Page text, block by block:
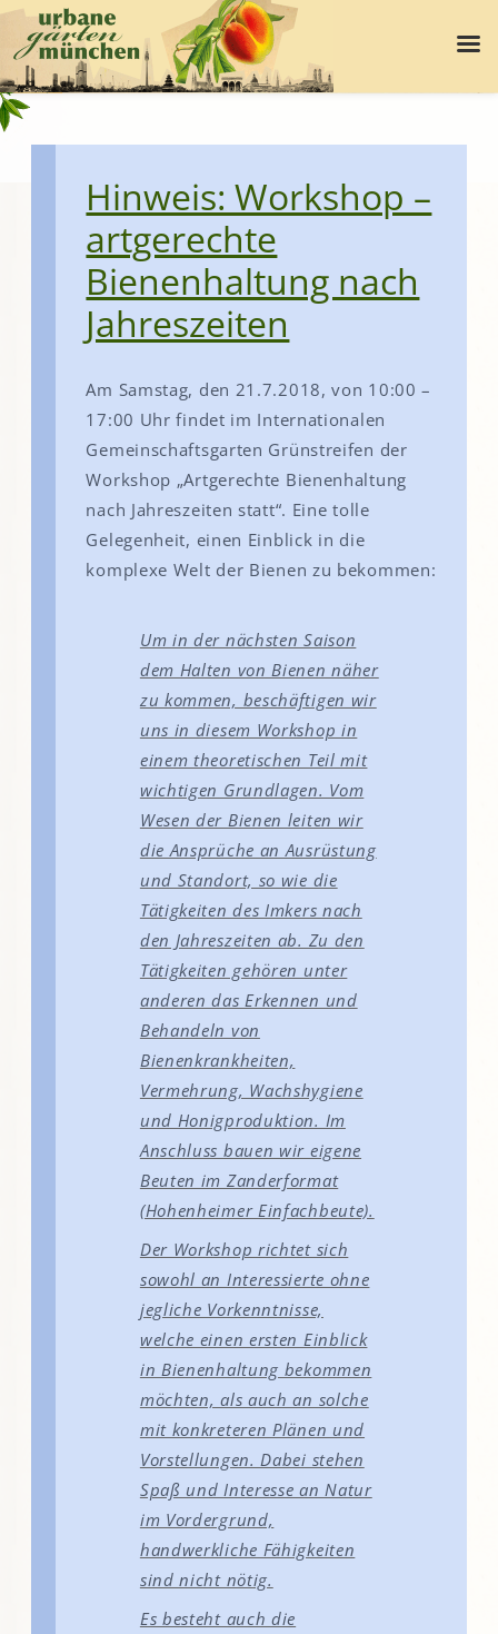
Hinweis: Workshop –
artgerechte
Bienenhaltung nach
Jahreszeiten
Am Samstag, den 21.7.2018, von 10:00 –
17:00 Uhr findet im Internationalen
Gemeinschaftsgarten Grünstreifen der
Workshop „Artgerechte Bienenhaltung
nach Jahreszeiten statt“. Eine tolle
Gelegenheit, einen Einblick in die
komplexe Welt der Bienen zu bekommen:
Um in der nächsten Saison
dem Halten von Bienen näher
zu kommen, beschäftigen wir
uns in diesem Workshop in
einem theoretischen Teil mit
wichtigen Grundlagen. Vom
Wesen der Bienen leiten wir
die Ansprüche an Ausrüstung
und Standort, so wie die
Tätigkeiten des Imkers nach
den Jahreszeiten ab. Zu den
Tätigkeiten gehören unter
anderen das Erkennen und
Behandeln von
Bienenkrankheiten,
Vermehrung, Wachshygiene
und Honigproduktion. Im
Anschluss bauen wir eigene
Beuten im Zanderformat
(Hohenheimer Einfachbeute).
Der Workshop richtet sich
sowohl an Interessierte ohne
jegliche Vorkenntnisse,
welche einen ersten Einblick
in Bienenhaltung bekommen
möchten, als auch an solche
mit konkreteren Plänen und
Vorstellungen. Dabei stehen
Spaß und Interesse an Natur
im Vordergrund,
handwerkliche Fähigkeiten
sind nicht nötig.
Es besteht auch die